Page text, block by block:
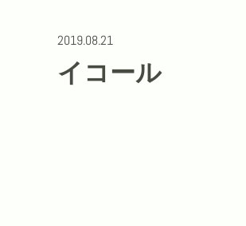
2019.08.21
イコール